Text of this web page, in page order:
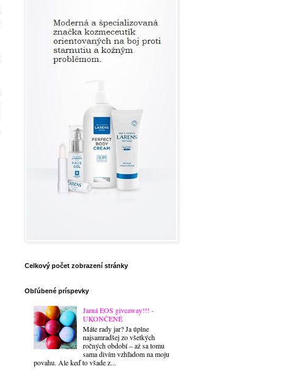
Celkový počet zobrazení stránky
Obľúbené príspevky
Jarná EOS giveaway!!! -
UKONČENÉ
Máte rady jar? Ja úplne
najsamradšej zo všetkých
ročných období – až sa tomu
sama divím vzhľadom na moju
povahu. Ale keď to všade z...